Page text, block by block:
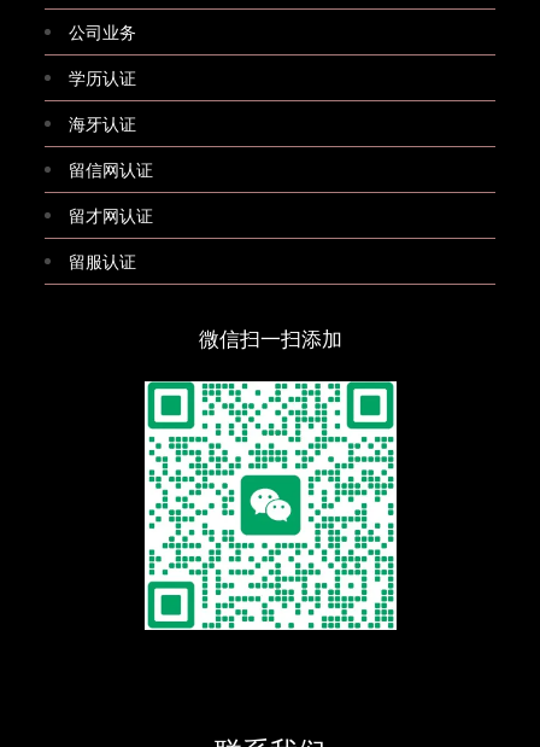
公司业务
学历认证
海牙认证
留信网认证
留才网认证
留服认证
微信扫一扫添加